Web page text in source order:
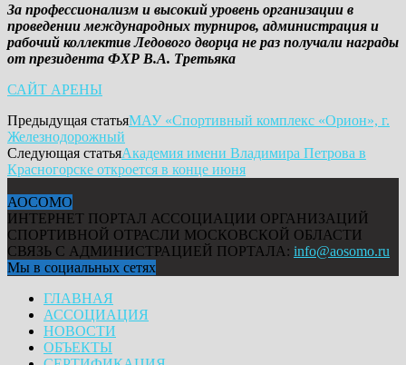
За профессионализм и высокий уровень организации в
проведении международных турниров, администрация и
рабочий коллектив Ледового дворца не раз получали награды
от президента ФХР В.А. Третьяка
САЙТ АРЕНЫ
Предыдущая статьяМАУ «Спортивный комплекс «Орион», г.
Железнодорожный
Следующая статьяАкадемия имени Владимира Петрова в
Красногорске откроется в конце июня
АОСОМО
ИНТЕРНЕТ ПОРТАЛ АССОЦИАЦИИ ОРГАНИЗАЦИЙ
СПОРТИВНОЙ ОТРАСЛИ МОСКОВСКОЙ ОБЛАСТИ
СВЯЗЬ С АДМИНИСТРАЦИЕЙ ПОРТАЛА: info@aosomo.ru
Мы в социальных сетях
ГЛАВНАЯ
АССОЦИАЦИЯ
НОВОСТИ
ОБЪЕКТЫ